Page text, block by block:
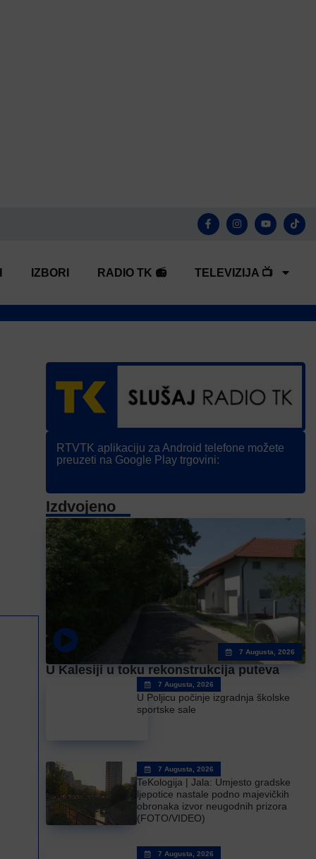
IZBORI RADIO TK 📻 TELEVIZIJA 📺
RTVTK aplikaciju za Android telefone možete
preuzeti na Google Play trgovini:
Izdvojeno
7 Augusta, 2026
U Kalesiji u toku rekonstrukcija puteva
7 Augusta, 2026
U Poljicu počinje izgradnja školske
sportske sale
7 Augusta, 2026
TeKologija | Jala: Umjesto gradske
ljepotice nastale podno majevičkih
obronaka izvor neugodnih prizora
(FOTO/VIDEO)
7 Augusta, 2026